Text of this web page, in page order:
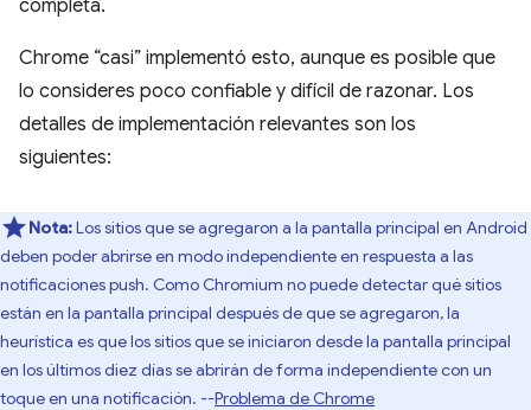
completa.
Chrome “casi” implementó esto, aunque es posible que
lo consideres poco confiable y difícil de razonar. Los
detalles de implementación relevantes son los
siguientes:
Nota:Los sitios que se agregaron a la pantalla principal en Android
deben poder abrirse en modo independiente en respuesta a las
notificaciones push. Como Chromium no puede detectar qué sitios
están en la pantalla principal después de que se agregaron, la
heurística es que los sitios que se iniciaron desde la pantalla principal
en los últimos diez días se abrirán de forma independiente con un
toque en una notificación. --Problema de Chrome